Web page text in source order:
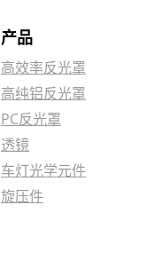
产品
高效率反光罩
高纯铝反光罩
PC反光罩
透镜
车灯光学元件
旋压件